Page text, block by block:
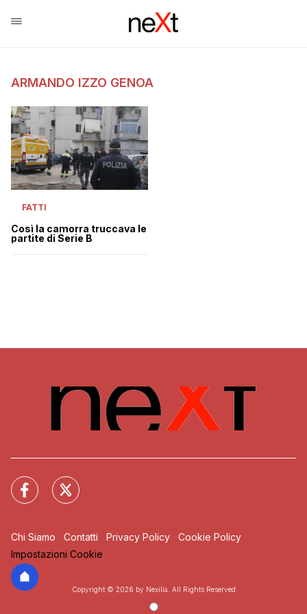
ARMANDO IZZO GENOA
FATTI
Così la camorra truccava le
partite di Serie B
Chi Siamo Contatti Privacy Policy
Cookie Policy
Impostazioni Cookie
Copyright © 2026 by Nexilia. All Rights Reserved